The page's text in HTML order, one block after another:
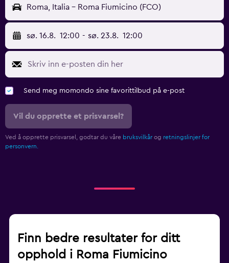
Roma, Italia - Roma Fiumicino (FCO)
sø. 16.8. 12:00 - sø. 23.8. 12:00
Send meg momondo sine favorittilbud på e-post
Vil du opprette et prisvarsel?
Ved å opprette prisvarsel, godtar du våre bruksvilkår og retningslinjer for
personvern.
Finn bedre resultater for ditt
opphold i Roma Fiumicino